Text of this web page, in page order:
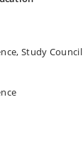
Study Council